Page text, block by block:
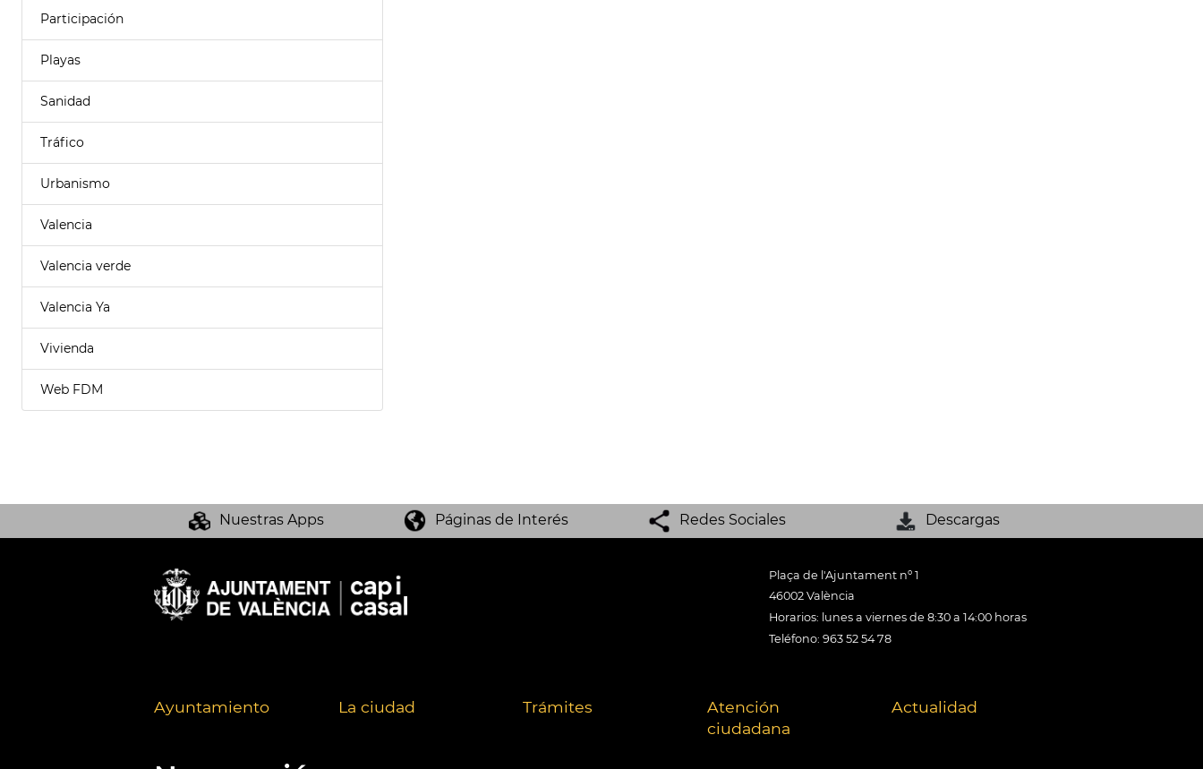
Participación
Playas
Sanidad
Tráfico
Urbanismo
Valencia
Valencia verde
Valencia Ya
Vivienda
Web FDM
Nuestras Apps Páginas de Interés Redes Sociales Descargas
Plaça de l'Ajuntament nº 1
46002 València
Horarios: lunes a viernes de 8:30 a 14:00 horas
Teléfono: 963 52 54 78
Ayuntamiento La ciudad Trámites
Atención
ciudadana
Actualidad